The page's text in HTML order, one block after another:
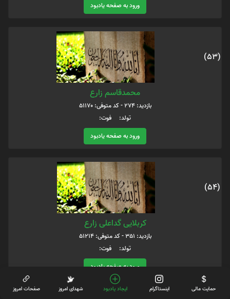
ورود به صفحه یادبود
(53)
محمدقاسم زارع
بازدید: 274 - کد متوفی: 51170
تولد: فوت:
ورود به صفحه یادبود
(54)
کربلایی گداعلی زارع
بازدید: 351 - کد متوفی: 51214
تولد: فوت:
ورود به صفحه یادبود
حمایت مالی اینستاگرام ایجاد یادبود شهدای امروز صفحات امروز